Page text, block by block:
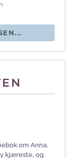
om Anna.
kjæreste, og